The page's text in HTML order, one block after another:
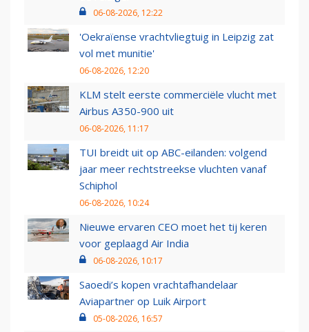
06-08-2026, 12:22
'Oekraïense vrachtvliegtuig in Leipzig zat
vol met munitie'
06-08-2026, 12:20
KLM stelt eerste commerciële vlucht met
Airbus A350-900 uit
06-08-2026, 11:17
TUI breidt uit op ABC-eilanden: volgend
jaar meer rechtstreekse vluchten vanaf
Schiphol
06-08-2026, 10:24
Nieuwe ervaren CEO moet het tij keren
voor geplaagd Air India
06-08-2026, 10:17
Saoedi’s kopen vrachtafhandelaar
Aviapartner op Luik Airport
05-08-2026, 16:57